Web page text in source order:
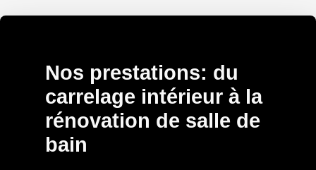
Nos prestations: du
carrelage intérieur à la
rénovation de salle de
bain